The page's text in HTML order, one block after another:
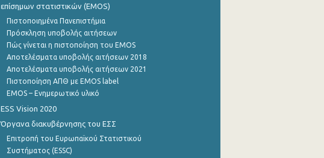
επίσημων στατιστικών (EMOS)
Πιστοποιημένα Πανεπιστήμια
Πρόσκληση υποβολής αιτήσεων
Πώς γίνεται η πιστοποίηση του EMOS
Αποτελέσματα υποβολής αιτήσεων 2018
Αποτελέσματα υποβολής αιτήσεων 2021
Πιστοποίηση ΑΠΘ με EMOS label
EMOS – Ενημερωτικό υλικό
ESS Vision 2020
Όργανα διακυβέρνησης του ΕΣΣ
Επιτροπή του Ευρωπαϊκού Στατιστικού
Συστήματος (ESSC)